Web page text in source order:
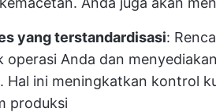
yang terstandardisasi:
operasi Anda dan
Hal ini meningkatkan kontrol
produksi